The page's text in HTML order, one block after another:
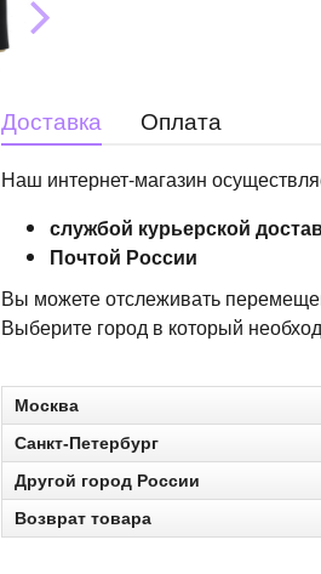
Доставка Оплата
Наш интернет-магазин
службой курьерской
Почтой России
Вы можете отслеживать
Выберите город в который
Москва
Санкт-Петербург
Другой город России
Возврат товара